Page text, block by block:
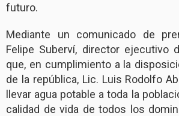
futuro.
Mediante un comunicado de
Felipe Suberví, director ejecutivo
que, en cumplimiento a la
de la república, Lic. Luis Rodolfo
llevar agua potable a toda la
calidad de vida de todos los